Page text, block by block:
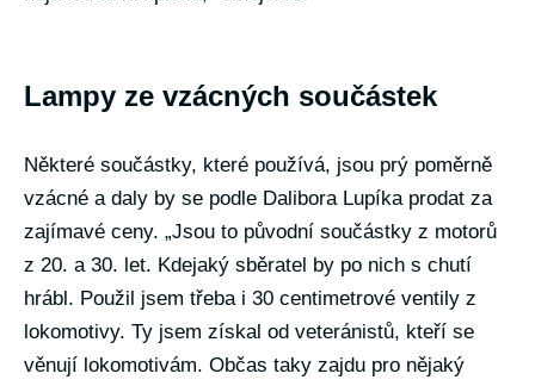
Lampy ze vzácných součástek
Některé součástky, které používá, jsou prý poměrně
vzácné a daly by se podle Dalibora Lupíka prodat za
zajímavé ceny. „Jsou to původní součástky z motorů
z 20. a 30. let. Kdejaký sběratel by po nich s chutí
hrábl. Použil jsem třeba i 30 centimetrové ventily z
lokomotivy. Ty jsem získal od veteránistů, kteří se
věnují lokomotivám. Občas taky zajdu pro nějaký